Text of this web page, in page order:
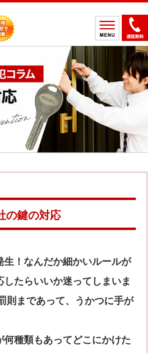
鍵交換
鍵修理
車
金庫
玉座錠・引違戸錠
キーレス錠
の鍵の対応
！なんだか細かいルールが
たらいいか迷ってしまいま
則まであって、うかつに手が
種類もあってどこにかけた